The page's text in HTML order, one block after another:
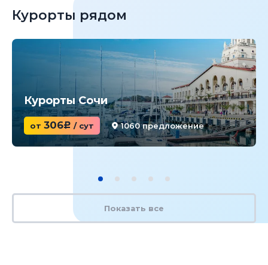
Курорты рядом
Курорты Сочи
от 306c / сут 1060 предложение
Показать все